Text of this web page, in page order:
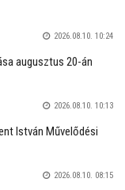
2026.08.10. 10:24
augusztus 20-án
2026.08.10. 10:13
István Művelődési
2026.08.10. 08:15